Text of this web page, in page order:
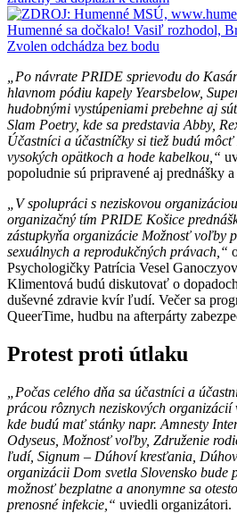
Humenné sa dočkalo! Vasiľ rozhodol,
Zvolen odchádza bez bodu
„Po návrate PRIDE sprievodu do
hlavnom pódiu kapely Yearsbelow,
hudobnými vystúpeniami prebehne aj
Slam Poetry, kde sa predstavia Abby,
Účastníci a účastníčky si tiež budú
vysokých opätkoch a hode kabelkou,“
popoludnie sú pripravené aj prednášky
„V spolupráci s neziskovou
organizačný tím PRIDE Košice
zástupkyňa organizácie Možnosť voľby
sexuálnych a reprodukčných právach,“
Psychologičky Patrícia Vesel
Klimentová budú diskutovať o
duševné zdravie kvír ľudí. Večer sa
QueerTime, hudbu na afterpárty
Protest proti útlaku
„Počas celého dňa sa účastníci a
prácou rôznych neziskových
kde budú mať stánky napr. Amnesty
Odyseus, Možnosť voľby, Združenie
ľudí, Signum – Dúhoví kresťania,
organizácii Dom svetla Slovensko bude
možnosť bezplatne a anonymne sa
prenosné infekcie,“ uviedli organizátori.